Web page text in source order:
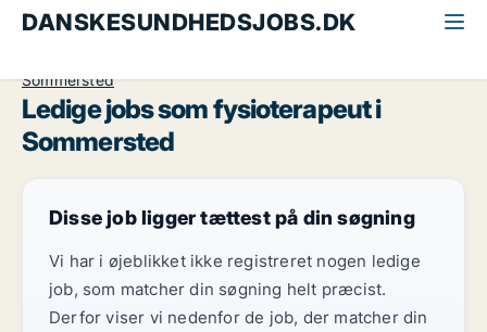
DANSKESUNDHEDSJOBS.DK
Sommersted
Ledige jobs som fysioterapeut i
Sommersted
Disse job ligger tættest på din søgning
Vi har i øjeblikket ikke registreret nogen ledige
job, som matcher din søgning helt præcist.
Derfor viser vi nedenfor de job, der matcher din